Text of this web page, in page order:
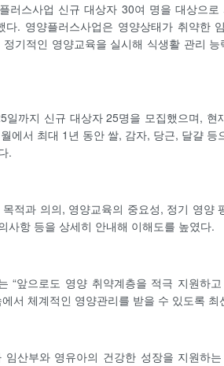
러스사업 신규 대상자 30여 명을 대상으
다. 영양플러스사업은 영양상태가 취약한
기적인 영양교육을 실시해 식생활 관리
일까지 신규 대상자 25명을 모집했으며,
에서 최대 1년 동안 쌀, 감자, 당근, 달걀 등
.
적과 의의, 영양교육의 중요성, 정기 영양
사항 등을 상세히 안내해 이해도를 높였다.
“앞으로도 영양 취약계층을 적극 지원하
서 체계적인 영양관리를 받을 수 있도록 최
임산부와 영유아의 건강한 성장을 지원하